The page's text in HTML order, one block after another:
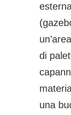
di
una